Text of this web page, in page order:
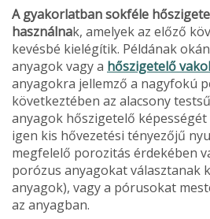
A gyakorlatban sokféle
használnak, amelyek az előző
kevésbé kielé­gítik. Példának
anyagok vagy a hőszigetelő
anyagokra jellemző a nagyfokú
követ­keztében az alacsony
anyagok hőszigetelő
igen kis hővezetési tényezőjű
megfelelő porozitás érdekében
porózus anyagokat vá­lasztanak
anya­gok), vagy a pórusokat
az anyagban.